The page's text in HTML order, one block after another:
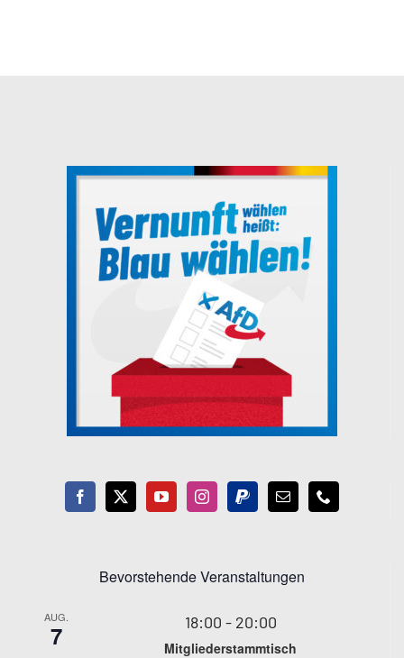
Bevorstehende Veranstaltungen
AUG.
7 18:00 - 20:00
Mitgliederstammtisch